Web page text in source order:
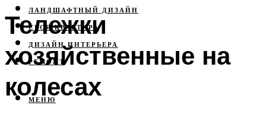
ЛАНДШАФТНЫЙ ДИЗАЙН
СВОЯ КВАРТИРА
ДИЗАЙН ИНТЕРЬЕРА
РЕМОНТ
МЕНЮ
Тележки
хозяйственные на
колесах